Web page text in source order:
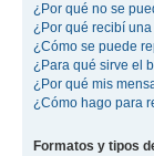
¿Por qué no se
¿Por qué recibí
¿Cómo se puede
¿Para qué sirve el
¿Por qué mis
¿Cómo hago para
Formatos y tipos